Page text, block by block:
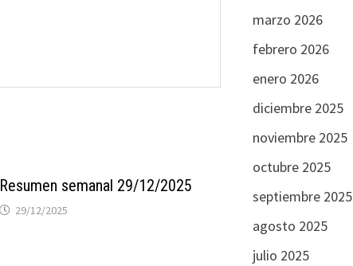
Resumen semanal 29/12/2025
29/12/2025
marzo 2026
febrero 2026
enero 2026
diciembre 2025
noviembre 2025
octubre 2025
septiembre 2025
agosto 2025
julio 2025